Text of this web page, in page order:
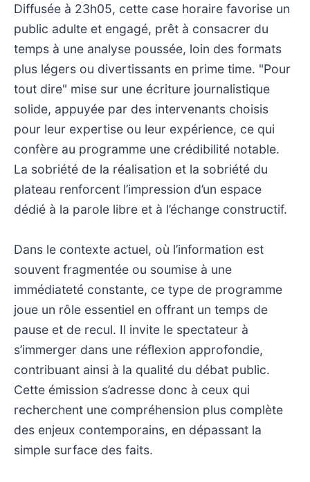
Diffusée à 23h05, cette case horaire favorise un
public adulte et engagé, prêt à consacrer du
temps à une analyse poussée, loin des formats
plus légers ou divertissants en prime time. "Pour
tout dire" mise sur une écriture journalistique
solide, appuyée par des intervenants choisis
pour leur expertise ou leur expérience, ce qui
confère au programme une crédibilité notable.
La sobriété de la réalisation et la sobriété du
plateau renforcent l’impression d’un espace
dédié à la parole libre et à l’échange constructif.
Dans le contexte actuel, où l’information est
souvent fragmentée ou soumise à une
immédiateté constante, ce type de programme
joue un rôle essentiel en offrant un temps de
pause et de recul. Il invite le spectateur à
s’immerger dans une réflexion approfondie,
contribuant ainsi à la qualité du débat public.
Cette émission s’adresse donc à ceux qui
recherchent une compréhension plus complète
des enjeux contemporains, en dépassant la
simple surface des faits.